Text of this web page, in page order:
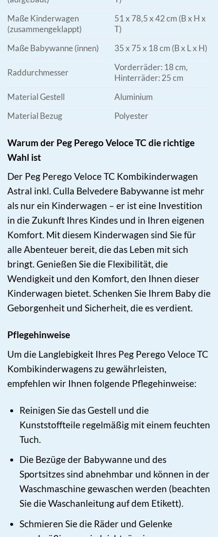
Maße Kinderwagen
(zusammengeklappt)
51 x 78,5 x 42 cm (B x H x
T)
Maße Babywanne (innen)
35 x 75 x 18 cm (B x L x H)
Raddurchmesser
Vorderräder: 18 cm,
Hinterräder: 25 cm
Material Gestell
Aluminium
Material Bezug
Polyester
Warum der Peg Perego Veloce TC die richtige
Wahl ist
Der Peg Perego Veloce TC Kombikinderwagen
Astral inkl. Culla Belvedere Babywanne ist mehr
als nur ein Kinderwagen – er ist eine Investition
in die Zukunft Ihres Kindes und in Ihren eigenen
Komfort. Mit diesem Kinderwagen sind Sie für
alle Abenteuer bereit, die das Leben mit sich
bringt. Genießen Sie die Flexibilität, die
Wendigkeit und den Komfort, den Ihnen dieser
Kinderwagen bietet. Schenken Sie Ihrem Baby die
Geborgenheit und Sicherheit, die es verdient.
Pflegehinweise
Um die Langlebigkeit Ihres Peg Perego Veloce TC
Kombikinderwagens zu gewährleisten,
empfehlen wir Ihnen folgende Pflegehinweise:
Reinigen Sie das Gestell und die
Kunststoffteile regelmäßig mit einem feuchten
Tuch.
Die Bezüge der Babywanne und des
Sportsitzes sind abnehmbar und können in der
Waschmaschine gewaschen werden (beachten
Sie die Waschanleitung auf dem Etikett).
Schmieren Sie die Räder und Gelenke